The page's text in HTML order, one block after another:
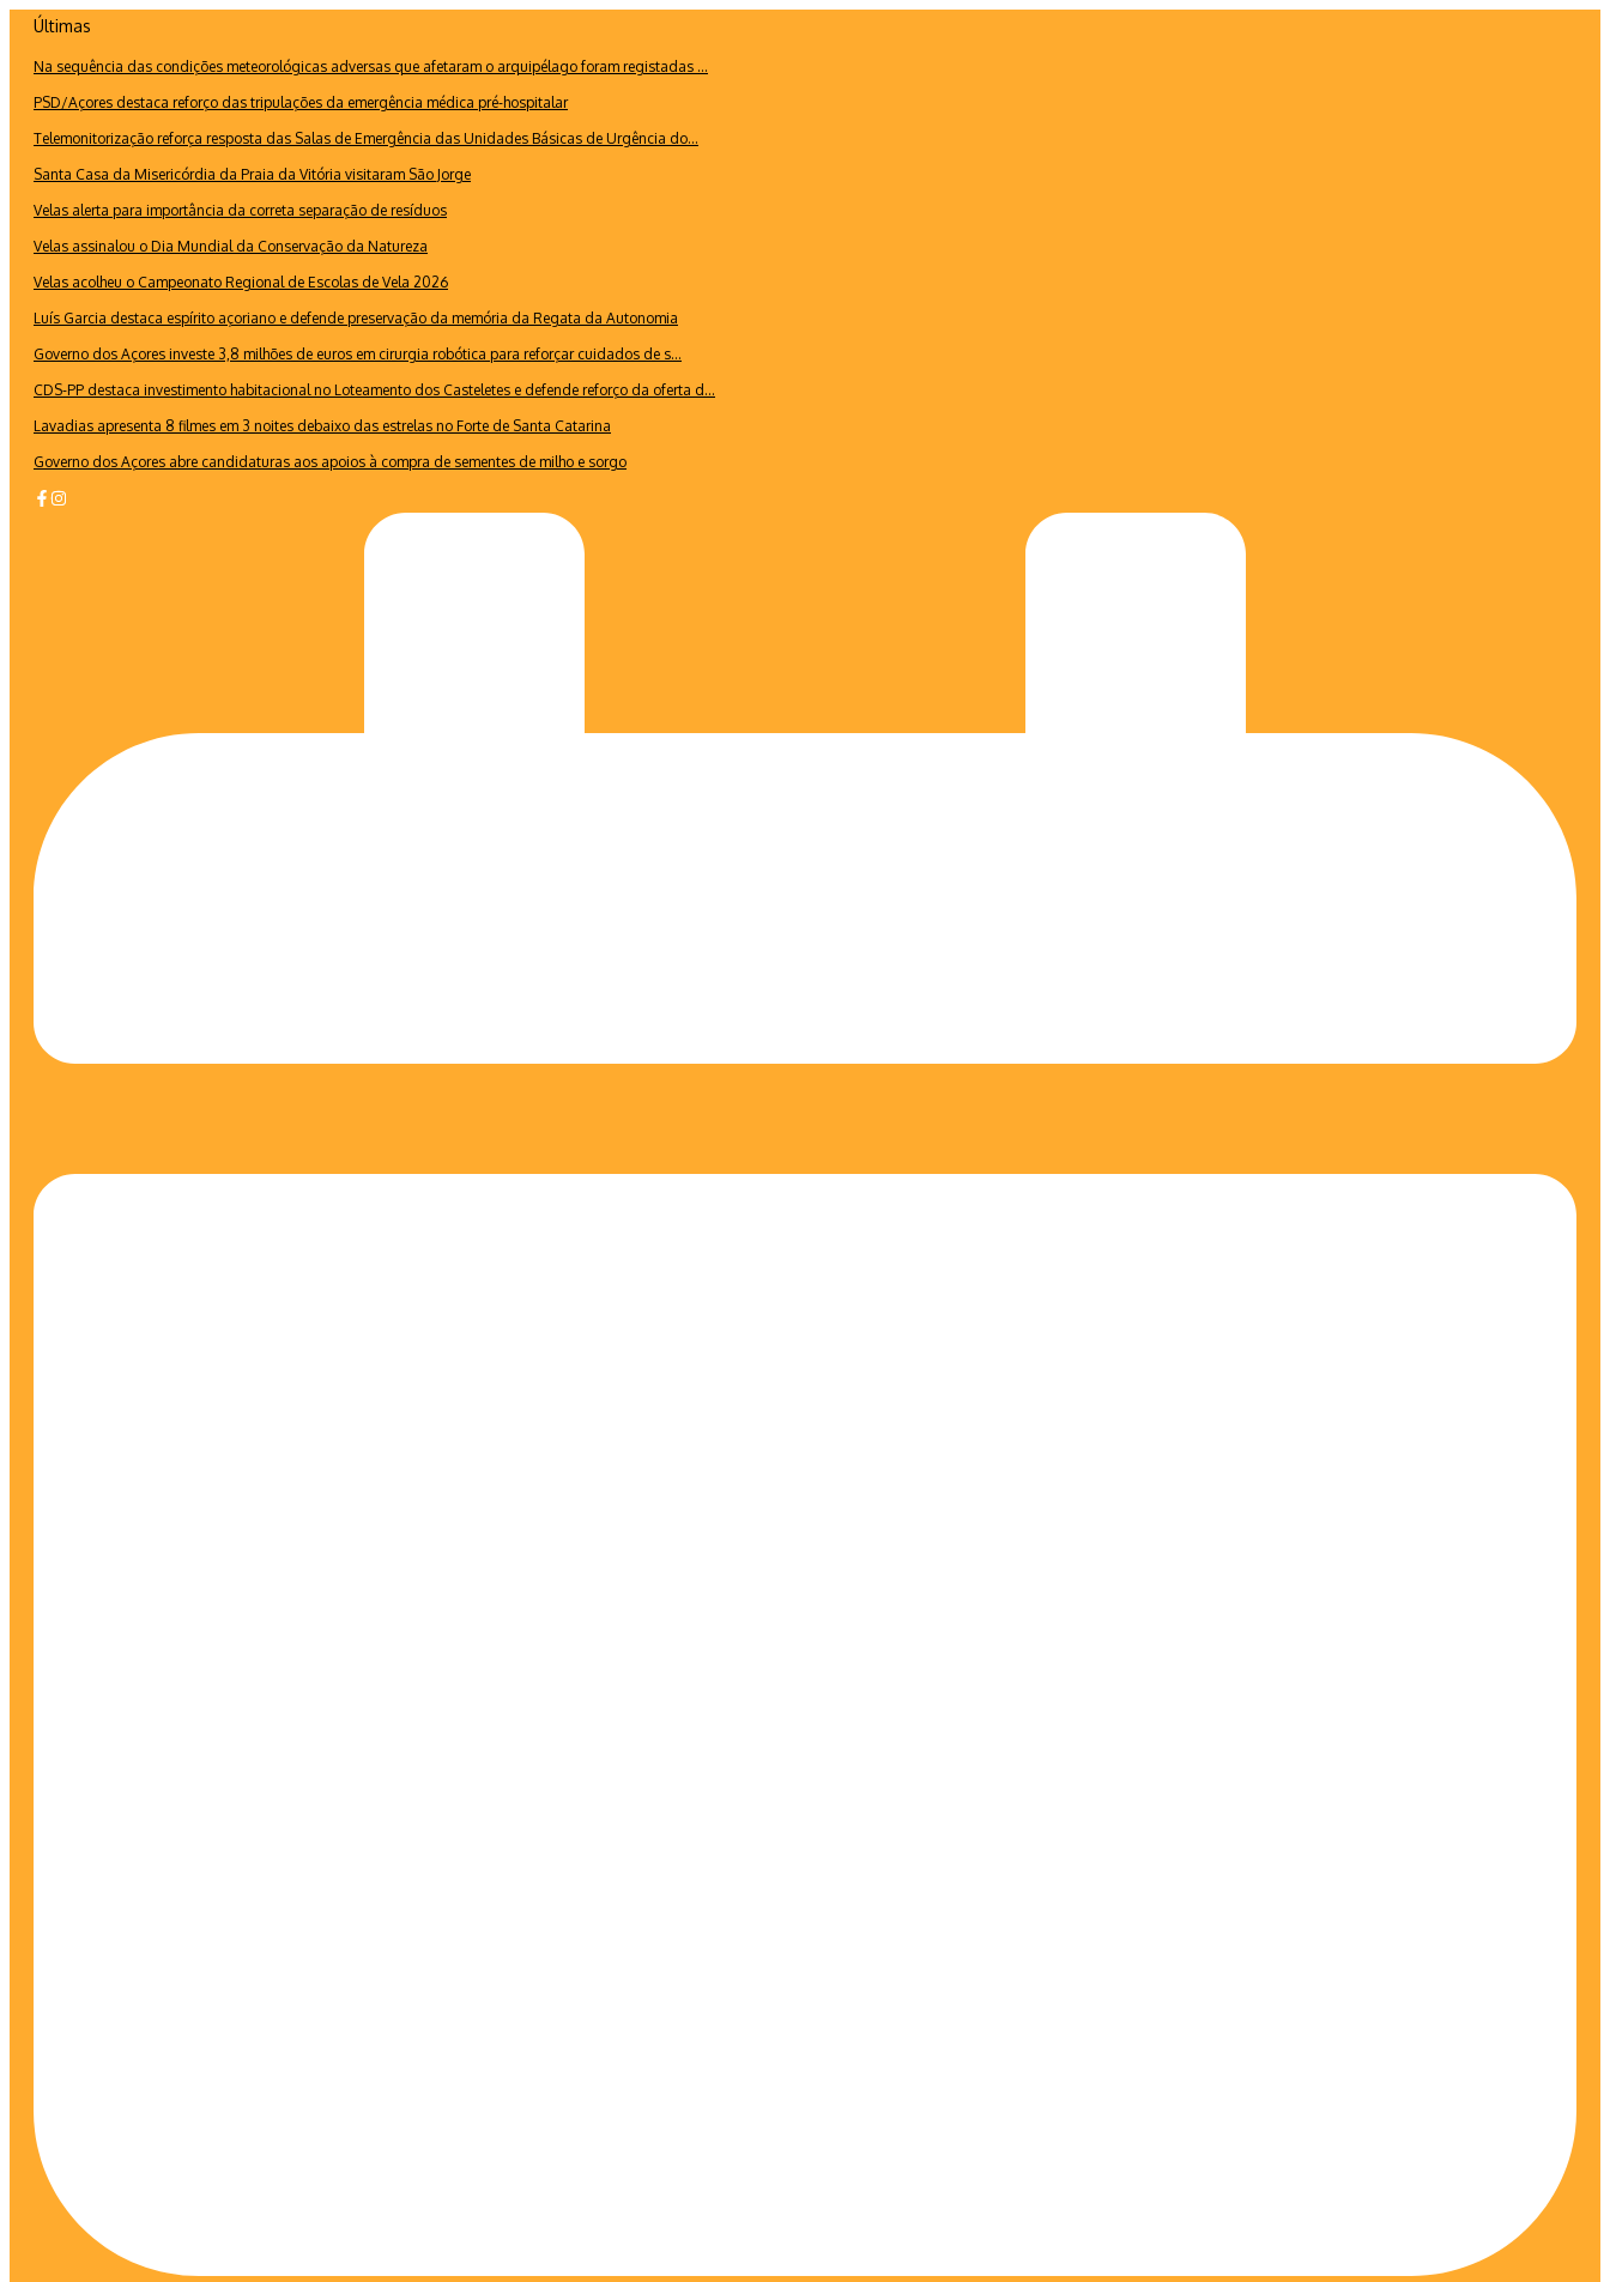
conteúdo
Últimas
Na sequência das condições meteorológicas adversas que afetaram o arquipélago foram registadas ...
PSD/Açores destaca reforço das tripulações da emergência médica pré-hospitalar
Telemonitorização reforça resposta das Salas de Emergência das Unidades Básicas de Urgência do...
Santa Casa da Misericórdia da Praia da Vitória visitaram São Jorge
Velas alerta para importância da correta separação de resíduos
Velas assinalou o Dia Mundial da Conservação da Natureza
Velas acolheu o Campeonato Regional de Escolas de Vela 2026
Luís Garcia destaca espírito açoriano e defende preservação da memória da Regata da Autonomia
Governo dos Açores investe 3,8 milhões de euros em cirurgia robótica para reforçar cuidados de s...
CDS-PP destaca investimento habitacional no Loteamento dos Casteletes e defende reforço da oferta d...
Lavadias apresenta 8 filmes em 3 noites debaixo das estrelas no Forte de Santa Catarina
Governo dos Açores abre candidaturas aos apoios à compra de sementes de milho e sorgo